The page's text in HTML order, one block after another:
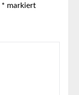
* markiert